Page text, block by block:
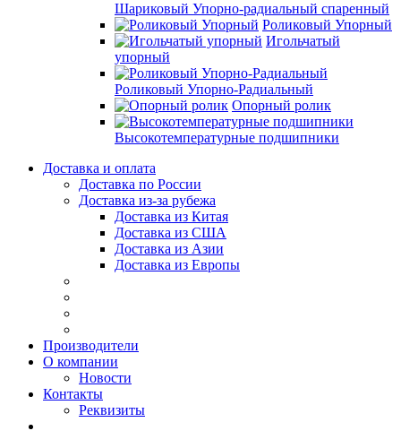
Шариковый Упорно-радиальный спаренный
Роликовый Упорный
Игольчатый
упорный
Роликовый Упорно-Радиальный
Опорный ролик
Высокотемпературные подшипники
Доставка и оплата
Доставка по России
Доставка из-за рубежа
Доставка из Китая
Доставка из США
Доставка из Азии
Доставка из Европы
Производители
О компании
Новости
Контакты
Реквизиты